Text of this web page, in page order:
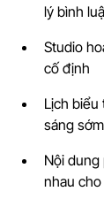
lý bình
Studio
cố định
Lịch biểu
sáng
Nội
nhau